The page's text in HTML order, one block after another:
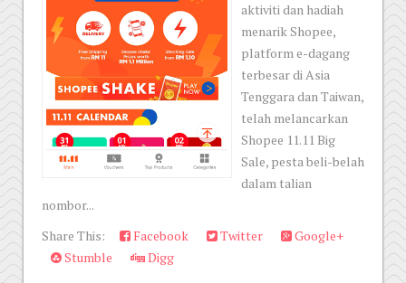
aktiviti dan hadiah
menarik Shopee,
platform e-dagang
terbesar di Asia
Tenggara dan Taiwan,
telah melancarkan
Shopee 11.11 Big
Sale, pesta beli-belah
dalam talian
nombor...
Share This:
Facebook Twitter
Google+
Stumble
Digg